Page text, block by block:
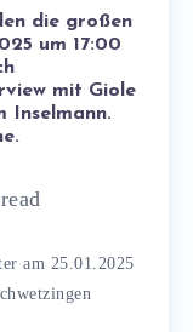
die großen
um 17:00
mit Giole
Inselmann.
am 25.01.2025